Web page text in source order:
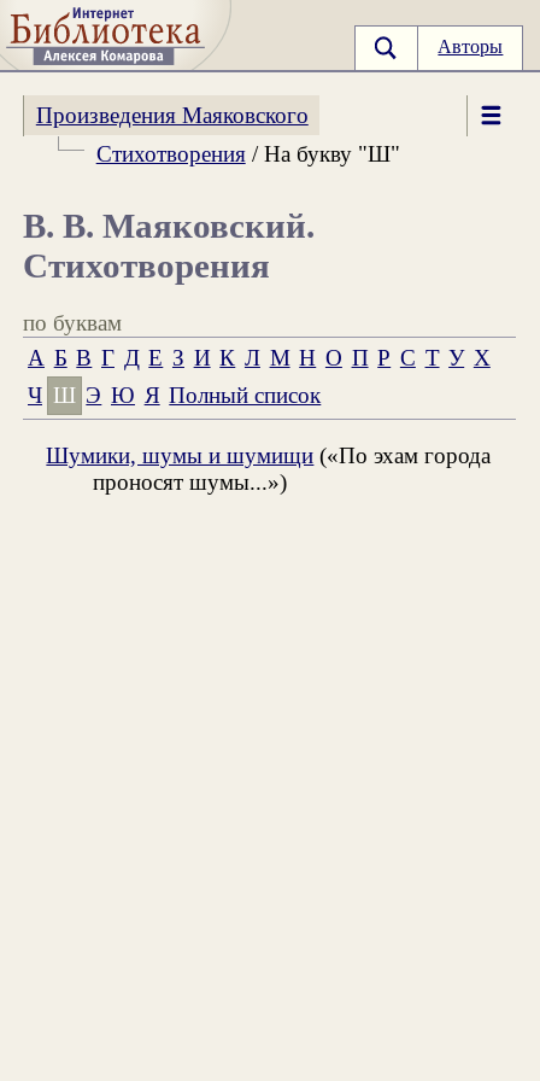
Авторы
Произведения Маяковского
Стихотворения/ На букву "Ш"
В. В. Маяковский.
Стихотворения
по буквам
А Б В Г Д Е З И К Л М Н О П Р С Т У Х
Ч Ш Э Ю Я Полный список
Шумики, шумы и шумищи («По эхам города
проносят шумы...»)